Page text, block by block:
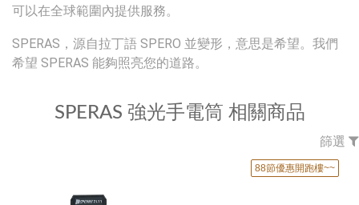
可以在全球範圍內提供服務。
SPERAS，源自拉丁語 SPERO 並變形，意思是希望。我們
希望 SPERAS 能夠照亮您的道路。
SPERAS 強光手電筒 相關商品
篩選
88節優惠開跑樓~~